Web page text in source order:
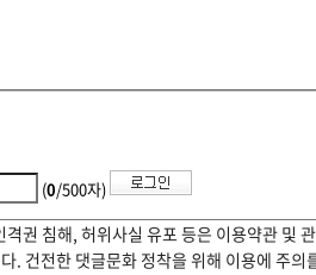
(0/500자)